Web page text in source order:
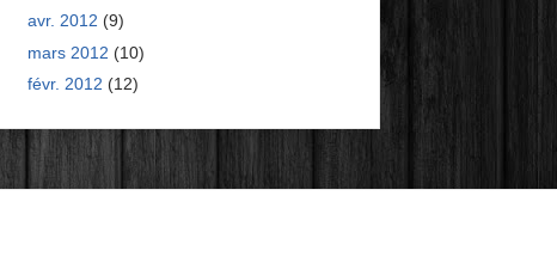
avr. 2012 (9)
mars 2012 (10)
févr. 2012 (12)